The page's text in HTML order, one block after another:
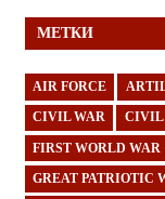
МЕТКИ
AIR FORCE
CIVIL WAR CIVIL
FIRST WORLD WAR
GREAT PATRIOTIC